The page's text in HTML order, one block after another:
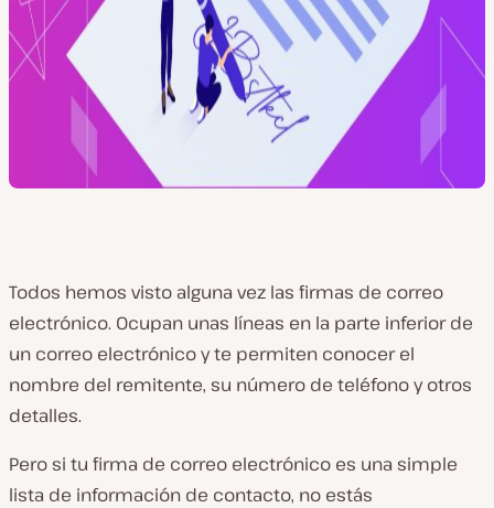
Todos hemos visto alguna vez las firmas de correo
electrónico. Ocupan unas líneas en la parte inferior de
un correo electrónico y te permiten conocer el
nombre del remitente, su número de teléfono y otros
detalles.
Pero si tu firma de correo electrónico es una simple
lista de información de contacto, no estás